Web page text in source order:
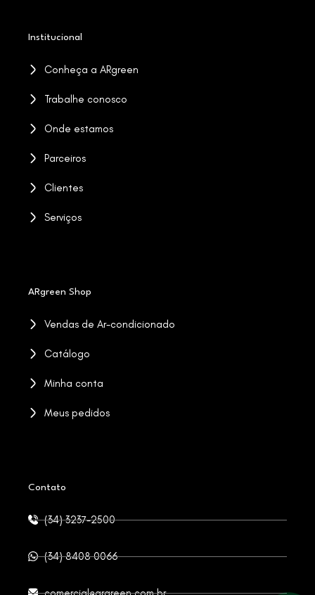
Institucional
Conheça a ARgreen
Trabalhe conosco
Onde estamos
Parceiros
Clientes
Serviços
ARgreen Shop
Vendas de Ar-condicionado
Catálogo
Minha conta
Meus pedidos
Contato
(34) 3237-2500
(34) 8408 0066